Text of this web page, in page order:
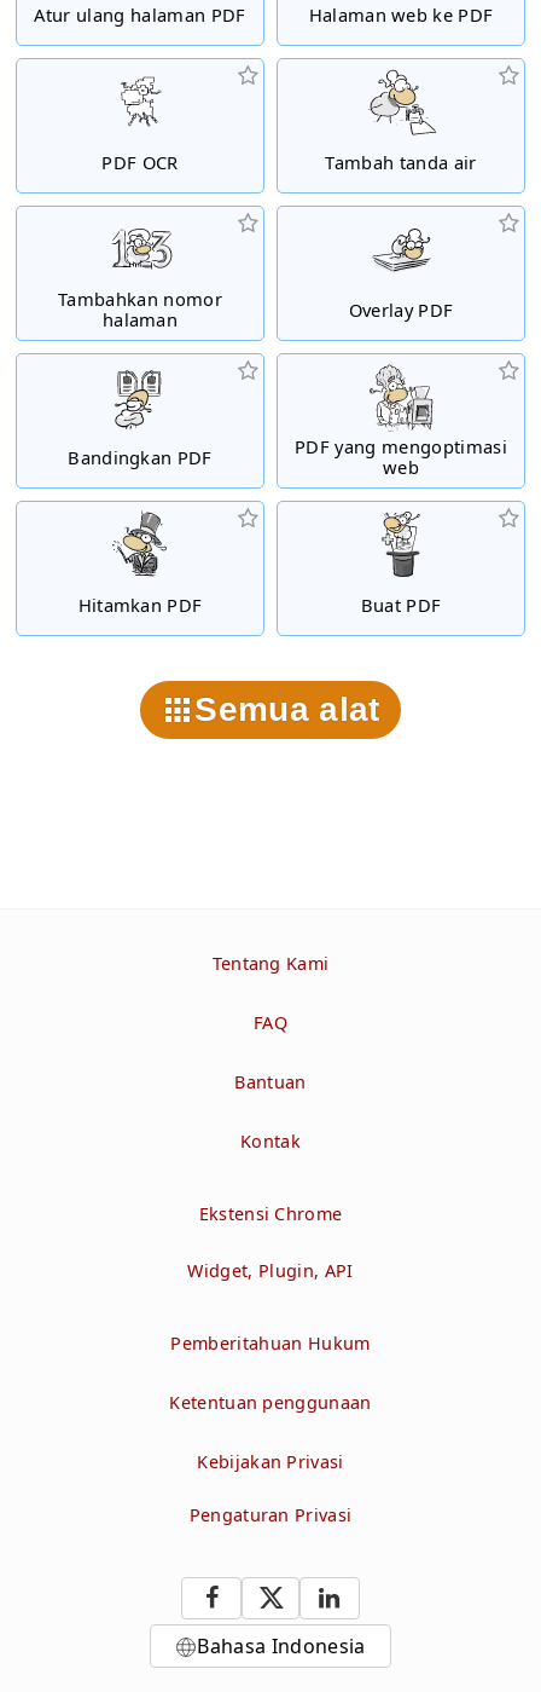
Atur ulang halaman PDF Halaman web ke PDF
PDF OCR Tambah tanda air
Tambahkan nomor
halaman
Overlay PDF
Bandingkan PDF
PDF yang mengoptimasi
web
Hitamkan PDF Buat PDF
Semua alat
Tentang Kami
FAQ
Bantuan
Kontak
Ekstensi Chrome
Widget, Plugin, API
Pemberitahuan Hukum
Ketentuan penggunaan
Kebijakan Privasi
Pengaturan Privasi
Bahasa Indonesia